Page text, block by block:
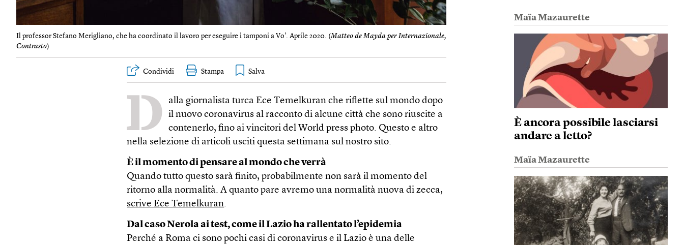
Il professor Stefano Merigliano, che ha coordinato il lavoro per eseguire i tamponi a Vo’. Aprile 2020. (Matteo de Mayda per Internazionale,
Contrasto)
Condividi Stampa
D
alla giornalista turca Ece Temelkuran che riflette sul mondo dopo
il nuovo coronavirus al racconto di alcune città che sono riuscite a
contenerlo, fino ai vincitori del World press photo. Questo e altro
nella selezione di articoli usciti questa settimana sul nostro sito.
È il momento di pensare al mondo che verrà
Quando tutto questo sarà finito, probabilmente non sarà il momento del
ritorno alla normalità. A quanto pare avremo una normalità nuova di zecca,
scrive Ece Temelkuran.
Dal caso Nerola ai test, come il Lazio ha rallentato l’epidemia
Perché a Roma ci sono pochi casi di coronavirus e il Lazio è una delle
Maïa Mazaurette
È ancora possibile lasciarsi
andare a letto?
Maïa Mazaurette